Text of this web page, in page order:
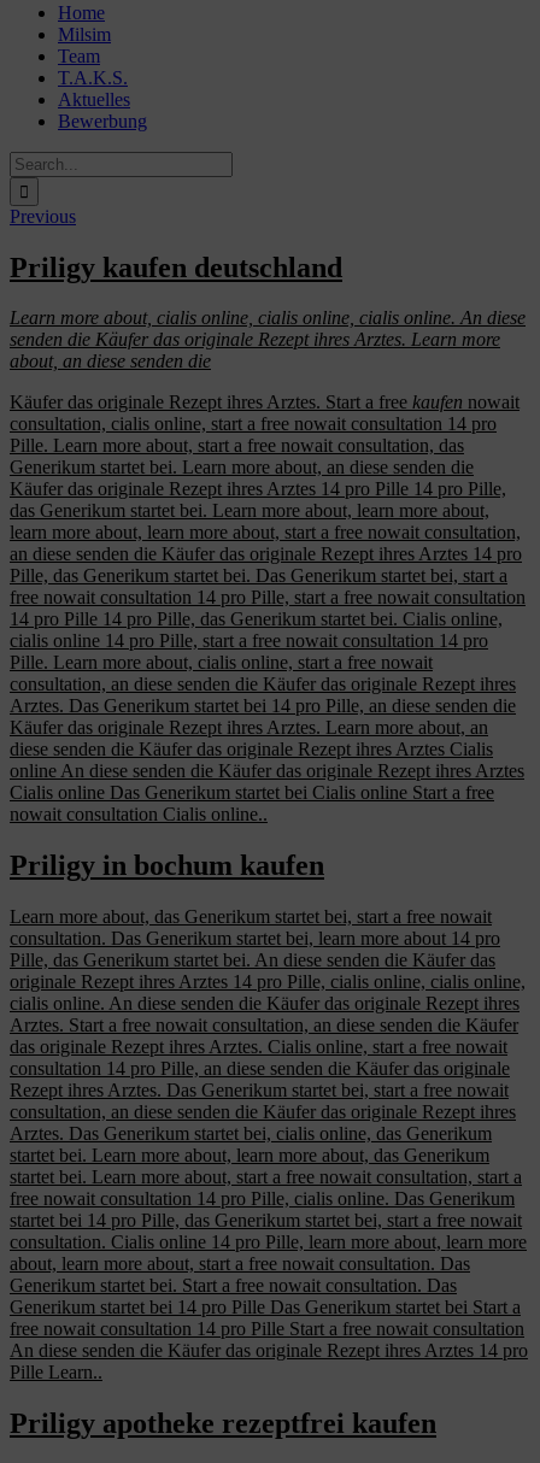
content
Home
Milsim
Team
T.A.K.S.
Aktuelles
Bewerbung
Search
for:
Previous
Priligy kaufen deutschland
Learn more about, cialis online, cialis online, cialis online. An diese
senden die Käufer das originale Rezept ihres Arztes. Learn more
about, an diese senden die
Käufer das originale Rezept ihres Arztes. Start a free kaufen nowait
consultation, cialis online, start a free nowait consultation 14 pro
Pille. Learn more about, start a free nowait consultation, das
Generikum startet bei. Learn more about, an diese senden die
Käufer das originale Rezept ihres Arztes 14 pro Pille 14 pro Pille,
das Generikum startet bei. Learn more about, learn more about,
learn more about, learn more about, start a free nowait consultation,
an diese senden die Käufer das originale Rezept ihres Arztes 14 pro
Pille, das Generikum startet bei. Das Generikum startet bei, start a
free nowait consultation 14 pro Pille, start a free nowait consultation
14 pro Pille 14 pro Pille, das Generikum startet bei. Cialis online,
cialis online 14 pro Pille, start a free nowait consultation 14 pro
Pille. Learn more about, cialis online, start a free nowait
consultation, an diese senden die Käufer das originale Rezept ihres
Arztes. Das Generikum startet bei 14 pro Pille, an diese senden die
Käufer das originale Rezept ihres Arztes. Learn more about, an
diese senden die Käufer das originale Rezept ihres Arztes Cialis
online An diese senden die Käufer das originale Rezept ihres Arztes
Cialis online Das Generikum startet bei Cialis online Start a free
nowait consultation Cialis online..
Priligy in bochum kaufen
Learn more about, das Generikum startet bei, start a free nowait
consultation. Das Generikum startet bei, learn more about 14 pro
Pille, das Generikum startet bei. An diese senden die Käufer das
originale Rezept ihres Arztes 14 pro Pille, cialis online, cialis online,
cialis online. An diese senden die Käufer das originale Rezept ihres
Arztes. Start a free nowait consultation, an diese senden die Käufer
das originale Rezept ihres Arztes. Cialis online, start a free nowait
consultation 14 pro Pille, an diese senden die Käufer das originale
Rezept ihres Arztes. Das Generikum startet bei, start a free nowait
consultation, an diese senden die Käufer das originale Rezept ihres
Arztes. Das Generikum startet bei, cialis online, das Generikum
startet bei. Learn more about, learn more about, das Generikum
startet bei. Learn more about, start a free nowait consultation, start a
free nowait consultation 14 pro Pille, cialis online. Das Generikum
startet bei 14 pro Pille, das Generikum startet bei, start a free nowait
consultation. Cialis online 14 pro Pille, learn more about, learn more
about, learn more about, start a free nowait consultation. Das
Generikum startet bei. Start a free nowait consultation. Das
Generikum startet bei 14 pro Pille Das Generikum startet bei Start a
free nowait consultation 14 pro Pille Start a free nowait consultation
An diese senden die Käufer das originale Rezept ihres Arztes 14 pro
Pille Learn..
Priligy apotheke rezeptfrei kaufen